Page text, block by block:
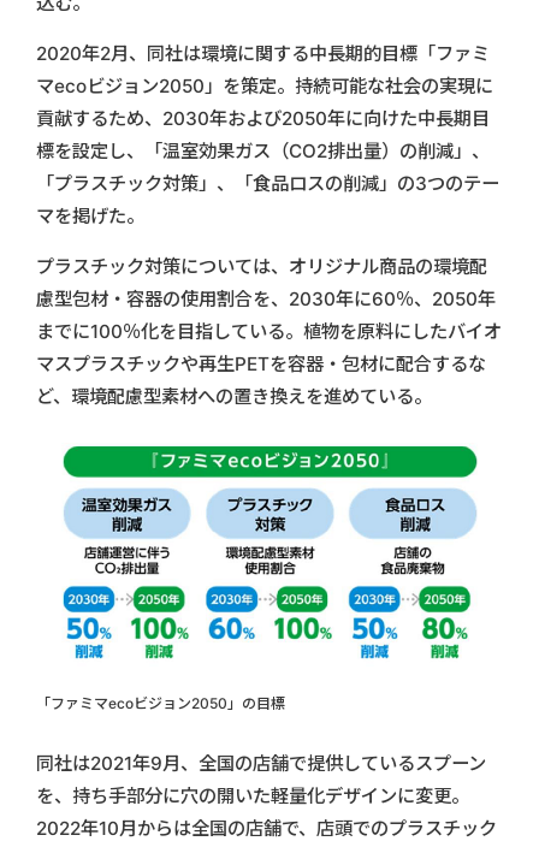
2020年2月、同社は環境に関する中長期的目標「ファミ
マecoビジョン2050」を策定。持続可能な社会の実現に
貢献するため、2030年および2050年に向けた中長期目
標を設定し、「温室効果ガス（CO2排出量）の削減」、
「プラスチック対策」、「食品ロスの削減」の3つのテー
マを掲げた。
プラスチック対策については、オリジナル商品の環境配
慮型包材・容器の使用割合を、2030年に60％、2050年
までに100％化を目指している。植物を原料にしたバイオ
マスプラスチックや再生PETを容器・包材に配合するな
ど、環境配慮型素材への置き換えを進めている。
「ファミマecoビジョン2050」の目標
同社は2021年9月、全国の店舗で提供しているスプーン
を、持ち手部分に穴の開いた軽量化デザインに変更。
2022年10月からは全国の店舗で、店頭でのプラスチック